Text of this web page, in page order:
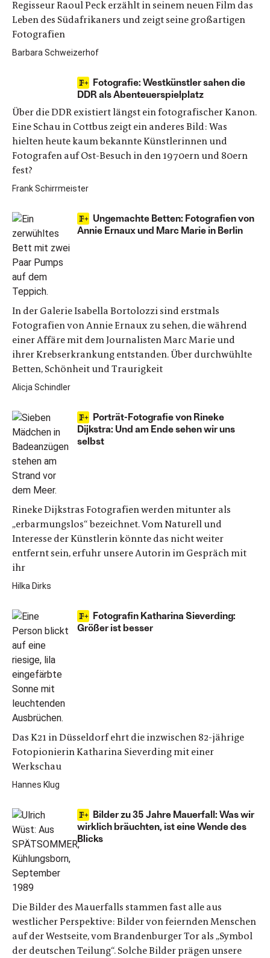
Regisseur Raoul Peck erzählt in seinem neuen Film das
Leben des Südafrikaners und zeigt seine großartigen
Fotografien
Barbara Schweizerhof
Fotografie: Westkünstler sahen die
DDR als Abenteuerspielplatz
Über die DDR existiert längst ein fotografischer Kanon.
Eine Schau in Cottbus zeigt ein anderes Bild: Was
hielten heute kaum bekannte Künstlerinnen und
Fotografen auf Ost-Besuch in den 1970ern und 80ern
fest?
Frank Schirrmeister
Ungemachte Betten: Fotografien von
Annie Ernaux und Marc Marie in Berlin
In der Galerie Isabella Bortolozzi sind erstmals
Fotografien von Annie Ernaux zu sehen, die während
einer Affäre mit dem Journalisten Marc Marie und
ihrer Krebserkrankung entstanden. Über durchwühlte
Betten, Schönheit und Traurigkeit
Alicja Schindler
Porträt-Fotografie von Rineke
Dijkstra: Und am Ende sehen wir uns
selbst
Rineke Dijkstras Fotografien werden mitunter als
„erbarmungslos“ bezeichnet. Vom Naturell und
Interesse der Künstlerin könnte das nicht weiter
entfernt sein, erfuhr unsere Autorin im Gespräch mit
ihr
Hilka Dirks
Fotografin Katharina Sieverding:
Größer ist besser
Das K21 in Düsseldorf ehrt die inzwischen 82-jährige
Fotopionierin Katharina Sieverding mit einer
Werkschau
Hannes Klug
Bilder zu 35 Jahre Mauerfall: Was wir
wirklich bräuchten, ist eine Wende des
Blicks
Die Bilder des Mauerfalls stammen fast alle aus
westlicher Perspektive: Bilder von feiernden Menschen
auf der Westseite, vom Brandenburger Tor als „Symbol
der deutschen Teilung“. Solche Bilder prägen unsere